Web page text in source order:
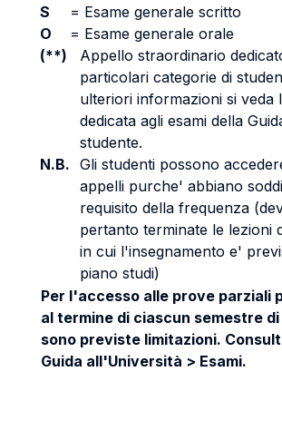
S
= Esame generale scritto
O
= Esame generale orale
(**)
Appello straordinario
particolari categorie di
ulteriori informazioni si veda
dedicata agli esami della
studente.
N.B. Gli studenti possono
appelli purche' abbiano
requisito della frequenza
pertanto terminate le lezioni
in cui l'insegnamento e'
piano studi)
Per l'accesso alle prove parziali
al termine di ciascun semestre
sono previste limitazioni.
Guida all'Università > Esami.